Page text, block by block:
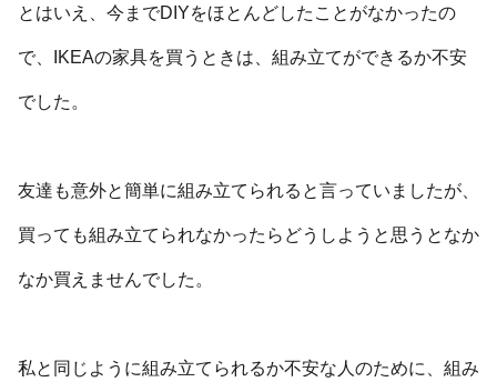
とはいえ、今までDIYをほとんどしたことがなかったの
で、IKEAの家具を買うときは、組み立てができるか不安
でした。
友達も意外と簡単に組み立てられると言っていましたが、
買っても組み立てられなかったらどうしようと思うとなか
なか買えませんでした。
私と同じように組み立てられるか不安な人のために、組み